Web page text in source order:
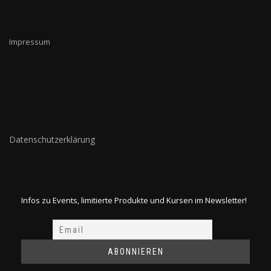
Impressum
Datenschutzerklärung
Infos zu Events, limitierte Produkte und Kursen im Newsletter!